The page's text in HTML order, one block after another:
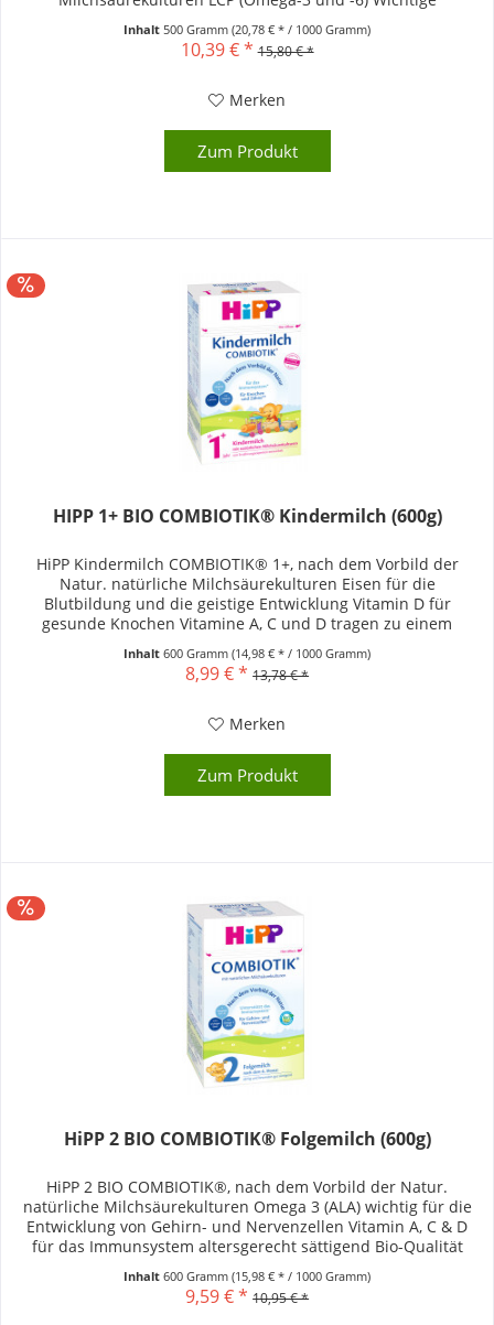
Inhalt500 Gramm(20,78 € * / 1000 Gramm)
10,39 € * 15,80 € *
Merken
Zum Produkt
HIPP 1+ BIO COMBIOTIK® Kindermilch (600g)
HiPP Kindermilch COMBIOTIK® 1+, nach dem Vorbild der
Natur. natürliche Milchsäurekulturen Eisen für die
Blutbildung und die geistige Entwicklung Vitamin D für
gesunde Knochen Vitamine A, C und D tragen zu einem
Inhalt600 Gramm(14,98 € * / 1000 Gramm)
8,99 € * 13,78 € *
Merken
Zum Produkt
HiPP 2 BIO COMBIOTIK® Folgemilch (600g)
HiPP 2 BIO COMBIOTIK®, nach dem Vorbild der Natur.
natürliche Milchsäurekulturen Omega 3 (ALA) wichtig für die
Entwicklung von Gehirn- und Nervenzellen Vitamin A, C & D
für das Immunsystem altersgerecht sättigend Bio-Qualität
Inhalt600 Gramm(15,98 € * / 1000 Gramm)
9,59 € * 10,95 € *